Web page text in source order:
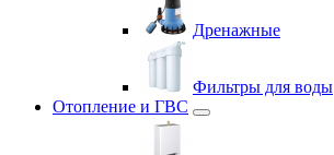
Дренажные
Фильтры для воды
Отопление и ГВС